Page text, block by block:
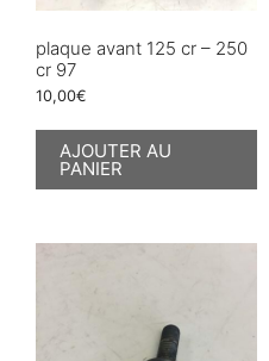
plaque avant 125 cr – 250
cr 97
10,00€
AJOUTER AU
PANIER